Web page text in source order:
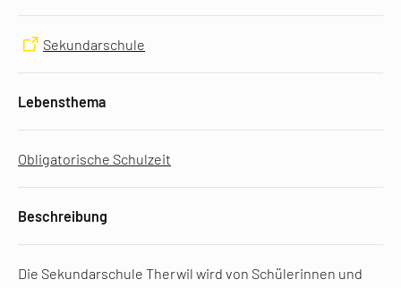
Sekundarschule
Lebensthema
Obligatorische Schulzeit
Beschreibung
Die Sekundarschule Therwil wird von Schülerinnen und